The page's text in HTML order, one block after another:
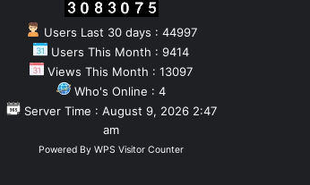
Users Last 30 days : 44997
Users This Month : 9414
Views This Month : 13097
Who's Online : 4
Server Time : August 9, 2026 2:47
am
Powered By WPS Visitor Counter